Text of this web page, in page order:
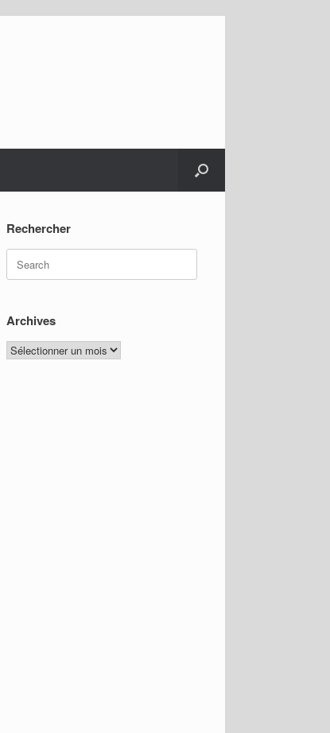
Rechercher
Search
for:
Archives
Archives